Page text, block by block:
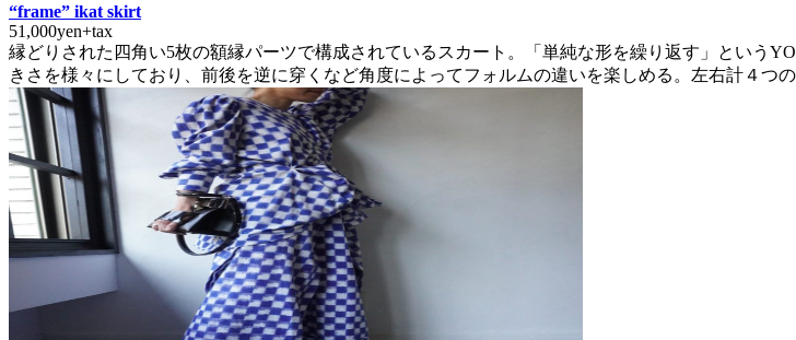
“frame” ikat skirt
51,000yen+tax
縁どりされた四角い5枚の額縁パーツで構成されているスカート。「単純な形を繰り返す」という
きさを様々にしており、前後を逆に穿くなど角度によってフォルムの違いを楽しめる。左右計４つ